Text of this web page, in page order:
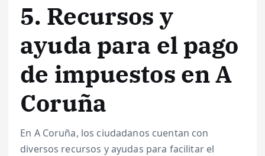
5. Recursos y
ayuda para el pago
de impuestos en A
Coruña
En A Coruña, los ciudadanos cuentan con
diversos recursos y ayudas para facilitar el